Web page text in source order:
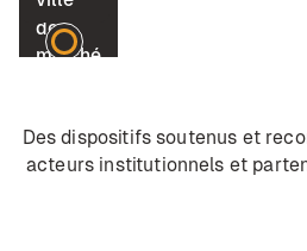
de
marché
Des dispositifs soutenus et
acteurs institutionnels et